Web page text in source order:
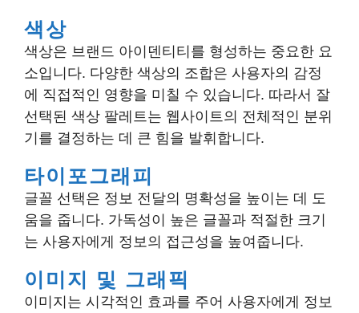
색상
색상은 브랜드 아이덴티티를 형성하는 중요한 요
소입니다. 다양한 색상의 조합은 사용자의 감정
에 직접적인 영향을 미칠 수 있습니다. 따라서 잘
선택된 색상 팔레트는 웹사이트의 전체적인 분위
기를 결정하는 데 큰 힘을 발휘합니다.
타이포그래피
글꼴 선택은 정보 전달의 명확성을 높이는 데 도
움을 줍니다. 가독성이 높은 글꼴과 적절한 크기
는 사용자에게 정보의 접근성을 높여줍니다.
이미지 및 그래픽
이미지는 시각적인 효과를 주어 사용자에게 정보